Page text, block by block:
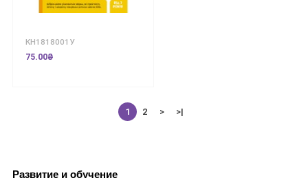
КН1818001У
75.00₴
1 2 > >|
Развитие и обучение